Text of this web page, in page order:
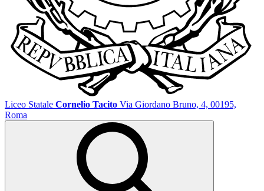
Liceo Statale Cornelio Tacito Via Giordano Bruno, 4, 00195,
Roma